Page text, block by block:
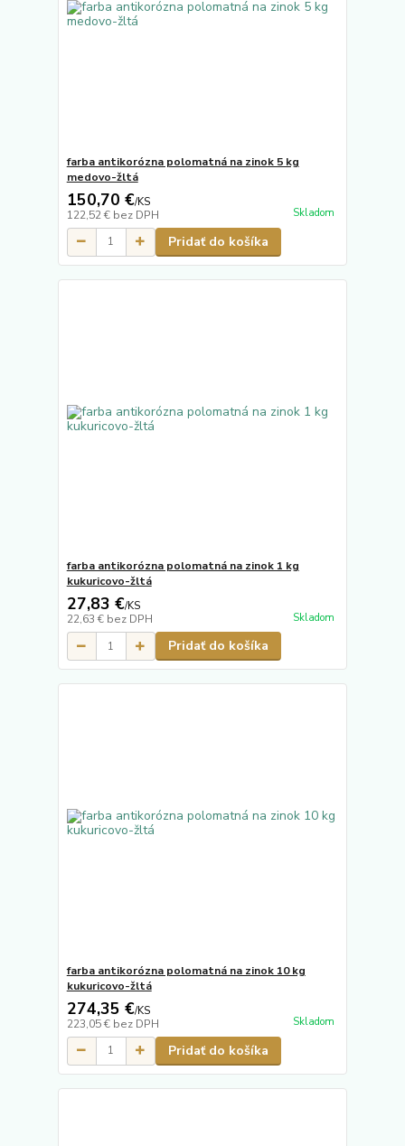
farba antikorózna polomatná na zinok 5 kg
medovo-žltá
150,70 €/KS
122,52 € bez DPH Skladom
Pridať do košíka
farba antikorózna polomatná na zinok 1 kg
kukuricovo-žltá
27,83 €/KS
22,63 € bez DPH Skladom
Pridať do košíka
farba antikorózna polomatná na zinok 10 kg
kukuricovo-žltá
274,35 €/KS
223,05 € bez DPH Skladom
Pridať do košíka